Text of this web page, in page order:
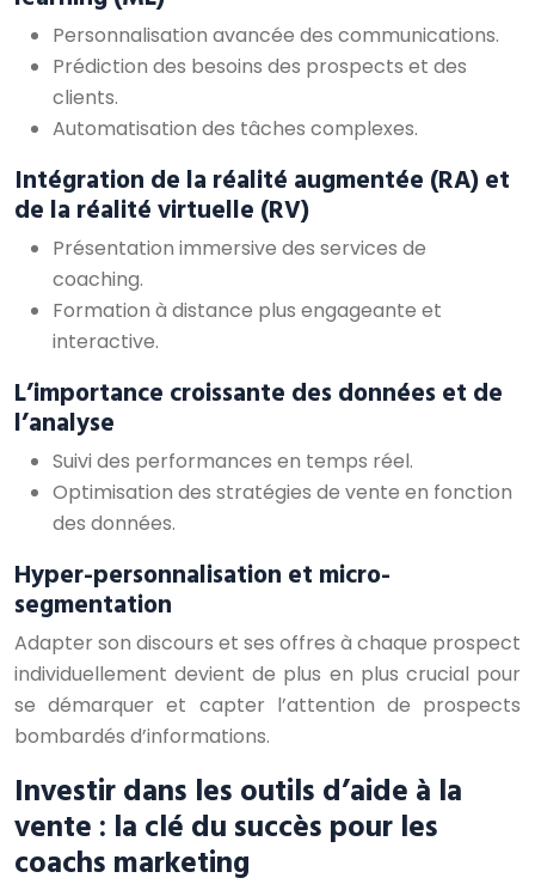
Personnalisation avancée des communications.
Prédiction des besoins des prospects et des
clients.
Automatisation des tâches complexes.
Intégration de la réalité augmentée (RA) et
de la réalité virtuelle (RV)
Présentation immersive des services de
coaching.
Formation à distance plus engageante et
interactive.
L’importance croissante des données et de
l’analyse
Suivi des performances en temps réel.
Optimisation des stratégies de vente en fonction
des données.
Hyper-personnalisation et micro-
segmentation
Adapter son discours et ses offres à chaque prospect
individuellement devient de plus en plus crucial pour
se démarquer et capter l’attention de prospects
bombardés d’informations.
Investir dans les outils d’aide à la
vente : la clé du succès pour les
coachs marketing